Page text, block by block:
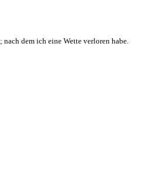
nach dem ich eine Wette verloren habe.